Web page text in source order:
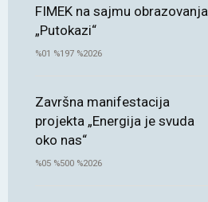
FIMEK na sajmu obrazovanja
„Putokazi“
%01 %197 %2026
Završna manifestacija
projekta „Energija je svuda
oko nas“
%05 %500 %2026